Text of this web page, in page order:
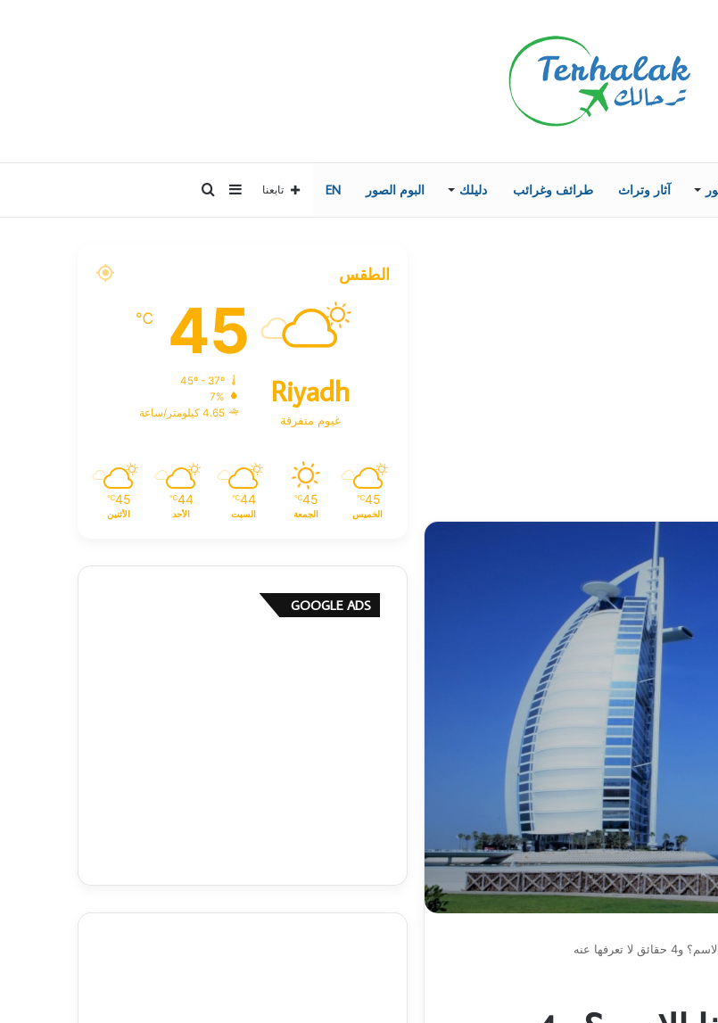
آثار وتراث طرائف وغرائب دليلك البوم الصور EN إضافة تابعنا
تعرفها عنه
الطقس
Riyadh
غيوم متفرقة
45
℃
45º - 37º
7%
4.65 كيلومتر/ساعة
45
℃
الخميس
45
℃
الجمعة
44
℃
السبت
44
℃
الأحد
45
℃
الأثنين
GOOGLE ADS